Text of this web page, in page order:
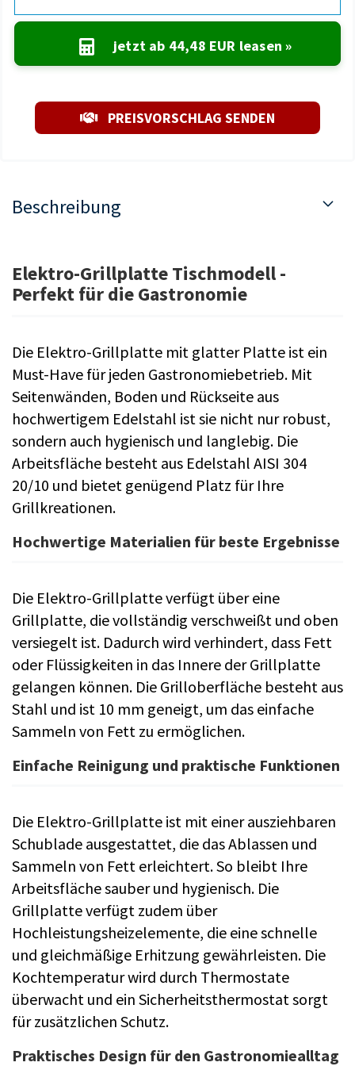
jetzt ab 44,48 EUR leasen »
PREISVORSCHLAG SENDEN
Beschreibung
Elektro-Grillplatte Tischmodell -
Perfekt für die Gastronomie
Die Elektro-Grillplatte mit glatter Platte ist ein
Must-Have für jeden Gastronomiebetrieb. Mit
Seitenwänden, Boden und Rückseite aus
hochwertigem Edelstahl ist sie nicht nur robust,
sondern auch hygienisch und langlebig. Die
Arbeitsfläche besteht aus Edelstahl AISI 304
20/10 und bietet genügend Platz für Ihre
Grillkreationen.
Hochwertige Materialien für beste Ergebnisse
Die Elektro-Grillplatte verfügt über eine
Grillplatte, die vollständig verschweißt und oben
versiegelt ist. Dadurch wird verhindert, dass Fett
oder Flüssigkeiten in das Innere der Grillplatte
gelangen können. Die Grilloberfläche besteht aus
Stahl und ist 10 mm geneigt, um das einfache
Sammeln von Fett zu ermöglichen.
Einfache Reinigung und praktische Funktionen
Die Elektro-Grillplatte ist mit einer ausziehbaren
Schublade ausgestattet, die das Ablassen und
Sammeln von Fett erleichtert. So bleibt Ihre
Arbeitsfläche sauber und hygienisch. Die
Grillplatte verfügt zudem über
Hochleistungsheizelemente, die eine schnelle
und gleichmäßige Erhitzung gewährleisten. Die
Kochtemperatur wird durch Thermostate
überwacht und ein Sicherheitsthermostat sorgt
für zusätzlichen Schutz.
Praktisches Design für den Gastronomiealltag